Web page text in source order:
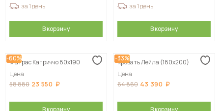
за 1 день
В корзину
за 1 день
В корзину
-60%
Матрас Каприччо 80х190
Цена
58 880 23 550
В корзину
-33%
Кровать Лейла (180х200)
Цена
64 860 43 390
В корзину